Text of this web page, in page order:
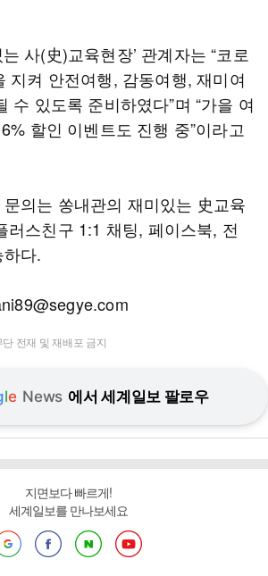
사(史)교육현장’ 관계자는 “코로
지켜 안전여행, 감동여행, 재미여
수 있도록 준비하였다”며 “가을 여
할인 이벤트도 진행 중”이라고
의는 쏭내관의 재미있는 史교육
러스친구 1:1 채팅, 페이스북, 전
다.
전재 및 재배포 금지
le News 에서 세계일보 팔로우
지면보다 빠르게!
세계일보를 만나보세요